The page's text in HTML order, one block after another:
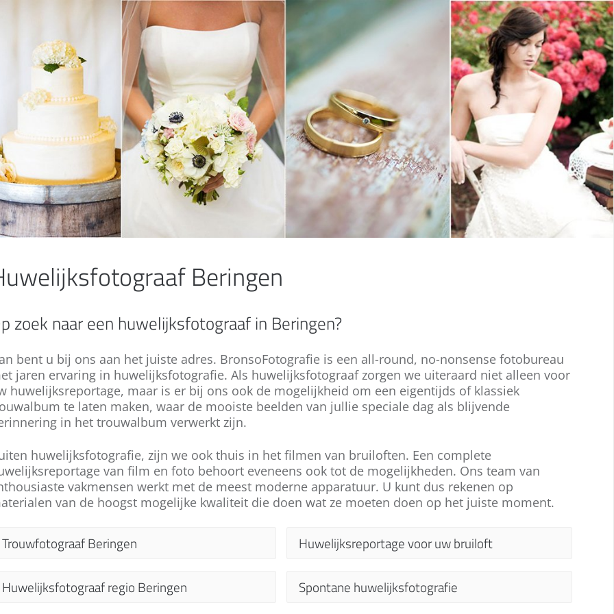
Beringen
zoek naar een huwelijksfotograaf in Beringen?
bent u bij ons aan het juiste adres. BronsoFotografie is een all-round, no-nonsense fotobureau
jaren ervaring in huwelijksfotografie. Als huwelijksfotograaf zorgen we uiteraard niet alleen voor
huwelijksreportage, maar is er bij ons ook de mogelijkheid om een eigentijds of klassiek
te laten maken, waar de mooiste beelden van jullie speciale dag als blijvende
in het trouwalbum verwerkt zijn.
huwelijksfotografie, zijn we ook thuis in het filmen van bruiloften. Een complete
van film en foto behoort eveneens ook tot de mogelijkheden. Ons team van
vakmensen werkt met de meest moderne apparatuur. U kunt dus rekenen op
van de hoogst mogelijke kwaliteit die doen wat ze moeten doen op het juiste moment.
Trouwfotograaf Beringen
Proficiat, u gaat trouwen en u bent op zoek
naar een huwelijksfotograaf voor uw trouw in
Huwelijksfotograaf regio Beringen
Huwelijksreportage voor uw bruiloft
Geen trouwfeest zonder fotograaf. Misschien
bood iemand u aan om gratis foto’s te
Spontane huwelijksfotografie